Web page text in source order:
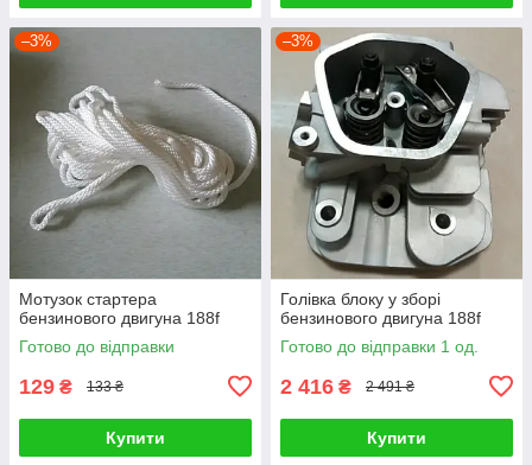
–3%
Мотузок стартера
бензинового двигуна 188f
Готово до відправки
129 ₴ 133 ₴
Купити
–3%
Голівка блоку у зборі
бензинового двигуна 188f
Готово до відправки 1 од.
2 416 ₴ 2 491 ₴
Купити